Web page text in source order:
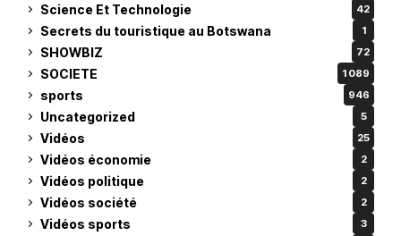
Science Et Technologie 42
Secrets du touristique au Botswana 1
SHOWBIZ 72
SOCIETE 1 089
sports 946
Uncategorized 5
Vidéos 25
Vidéos économie 2
Vidéos politique 2
Vidéos société 2
Vidéos sports 3